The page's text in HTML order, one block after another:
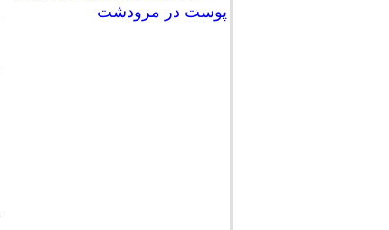
پوست در مرودشت